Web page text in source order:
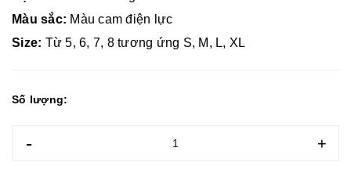
Màu sắc: Màu cam điện lực
Size: Từ 5, 6, 7, 8 tương ứng S, M, L, XL
Số lượng:
- +